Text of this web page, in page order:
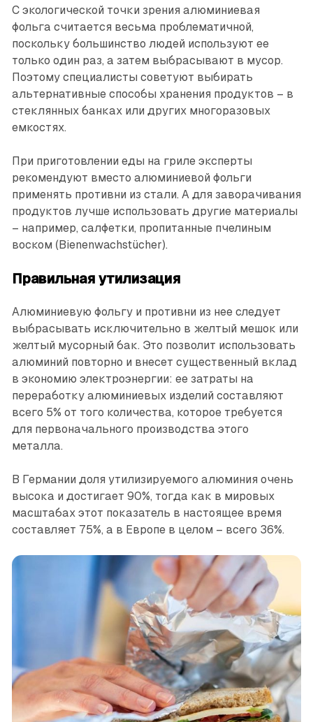
С экологической точки зрения алюминиевая
фольга считается весьма проблематичной,
поскольку большинство людей используют ее
только один раз, а затем выбрасывают в мусор.
Поэтому специалисты советуют выбирать
альтернативные способы хранения продуктов – в
стеклянных банках или других многоразовых
емкостях.
При приготовлении еды на гриле эксперты
рекомендуют вместо алюминиевой фольги
применять противни из стали. А для заворачивания
продуктов лучше использовать другие материалы
– например, салфетки, пропитанные пчелиным
воском (Bienenwachstücher).
Правильная утилизация
Алюминиевую фольгу и противни из нее следует
выбрасывать исключительно в желтый мешок или
желтый мусорный бак. Это позволит использовать
алюминий повторно и внесет существенный вклад
в экономию электроэнергии: ее затраты на
переработку алюминиевых изделий составляют
всего 5% от того количества, которое требуется
для первоначального производства этого
металла.
В Германии доля утилизируемого алюминия очень
высока и достигает 90%, тогда как в мировых
масштабах этот показатель в настоящее ­время
составляет 75%, а в ­Европе в целом – всего 36%.